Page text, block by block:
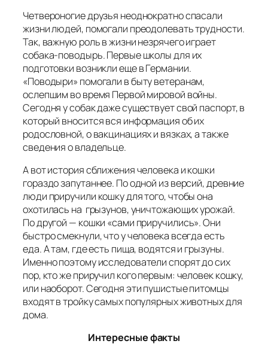
Четвероногие друзья неоднократно спасали
жизни людей, помогали преодолевать трудности.
Так, важную роль в жизни незрячего играет
собака-поводырь. Первые школы для их
подготовки возникли еще в Германии.
«Поводыри» помогали в быту ветеранам,
ослепшим во время Первой мировой войны.
Сегодня у собак даже существует свой паспорт, в
который вносится вся информация об их
родословной, о вакцинациях и вязках, а также
сведения о владельце.
А вот история сближения человека и кошки
гораздо запутаннее. По одной из версий, древние
люди приручили кошку для того, чтобы она
охотилась на грызунов, уничтожающих урожай.
По другой — кошки «сами приручились». Они
быстро смекнули, что у человека всегда есть
еда. А там, где есть пища, водятся и грызуны.
Именно поэтому исследователи спорят до сих
пор, кто же приручил кого первым: человек кошку,
или наоборот. Сегодня эти пушистые питомцы
входят в тройку самых популярных животных для
дома.
Интересные факты